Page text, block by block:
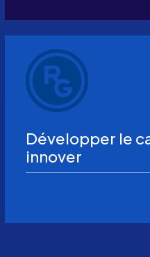
Développer le
innover